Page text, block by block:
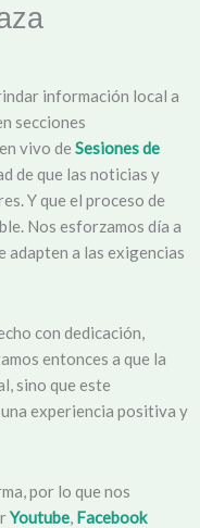
información local a
secciones
vivo de Sesiones de
de que las noticias y
Y que el proceso de
Nos esforzamos día a
adapten a las exigencias
con dedicación,
entonces a que la
sino que este
experiencia positiva y
por lo que nos
Youtube, Facebook